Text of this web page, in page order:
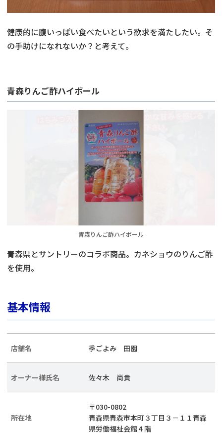
健康的に腹いっぱい食べたいという欲求を満たしたい。そ
の手助けになれないか？と考えて。
青森りんご酢ハイボール
青森りんご酢ハイボール
青森県とサントリーのコラボ商品。カネショウのりんご酢
を使用。
基本情報
店舗名 季ごよみ 田園
オーナー様氏名 佐々木 尚貴
所在地
〒030-0802
青森県青森市本町３丁目３－１１青森
県労働福祉会館４階